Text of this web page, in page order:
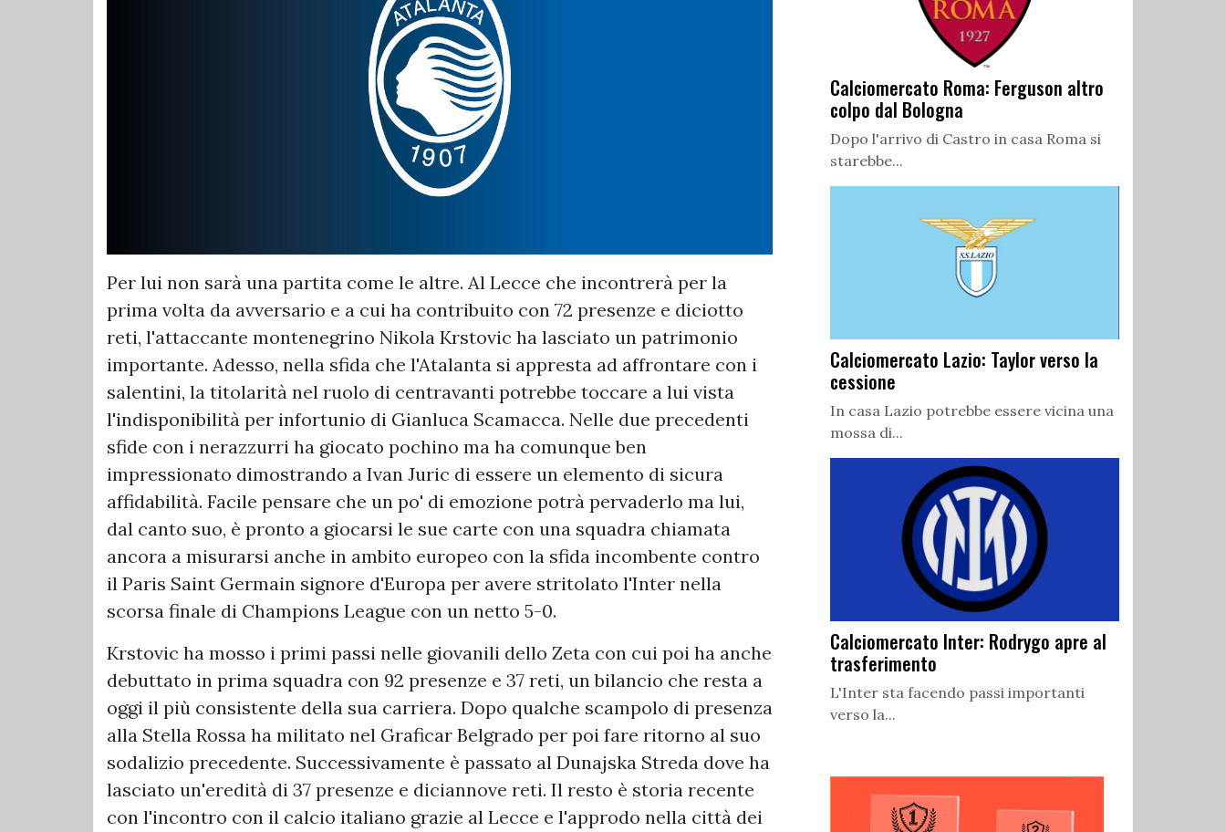
Per lui non sarà una partita come le altre. Al Lecce che incontrerà per la
prima volta da avversario e a cui ha contribuito con 72 presenze e diciotto
reti, l'attaccante montenegrino Nikola Krstovic ha lasciato un patrimonio
importante. Adesso, nella sfida che l'Atalanta si appresta ad affrontare con i
salentini, la titolarità nel ruolo di centravanti potrebbe toccare a lui vista
l'indisponibilità per infortunio di Gianluca Scamacca. Nelle due precedenti
sfide con i nerazzurri ha giocato pochino ma ha comunque ben
impressionato dimostrando a Ivan Juric di essere un elemento di sicura
affidabilità. Facile pensare che un po' di emozione potrà pervaderlo ma lui,
dal canto suo, è pronto a giocarsi le sue carte con una squadra chiamata
ancora a misurarsi anche in ambito europeo con la sfida incombente contro
il Paris Saint Germain signore d'Europa per avere stritolato l'Inter nella
scorsa finale di Champions League con un netto 5-0.
Krstovic ha mosso i primi passi nelle giovanili dello Zeta con cui poi ha anche
debuttato in prima squadra con 92 presenze e 37 reti, un bilancio che resta a
oggi il più consistente della sua carriera. Dopo qualche scampolo di presenza
alla Stella Rossa ha militato nel Graficar Belgrado per poi fare ritorno al suo
sodalizio precedente. Successivamente è passato al Dunajska Streda dove ha
lasciato un'eredità di 37 presenze e diciannove reti. Il resto è storia recente
con l'incontro con il calcio italiano grazie al Lecce e l'approdo nella città dei
Calciomercato Roma: Ferguson altro
colpo dal Bologna
Dopo l'arrivo di Castro in casa Roma si
starebbe...
Calciomercato Lazio: Taylor verso la
cessione
In casa Lazio potrebbe essere vicina una
mossa di...
Calciomercato Inter: Rodrygo apre al
trasferimento
L'Inter sta facendo passi importanti
verso la...